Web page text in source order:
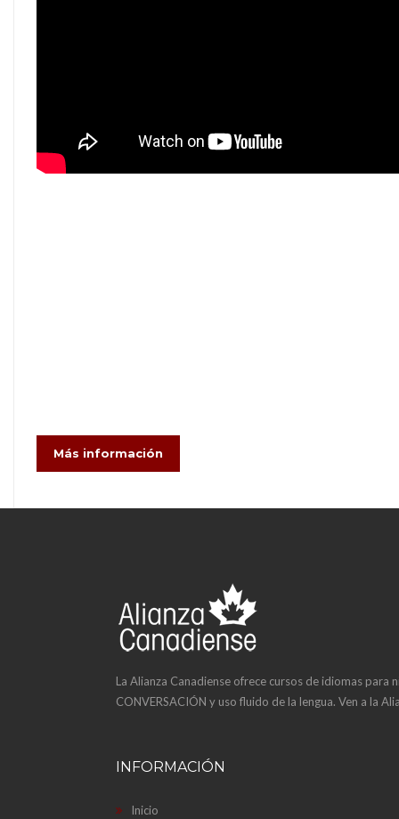
Más información
La Alianza Canadiense ofrece cursos de idiomas
CONVERSACIÓN y uso fluido de la lengua. Ven a la
INFORMACIÓN
Inicio